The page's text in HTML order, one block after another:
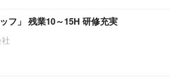
フ」 残業10～15H 研修充実